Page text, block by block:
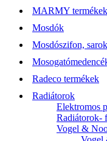
MARMY termékek
Mosdók
Mosdószifon,
Radeco termékek
Radiátorok
Elektromos
Radiátorok-
Vogel &